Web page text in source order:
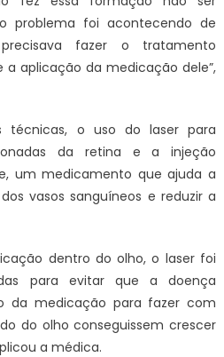
problema foi acontecendo de
fazer o tratamento
aplicação da medicação dele”,
técnicas, o uso do laser para
da retina e a injeção
um medicamento que ajuda a
vasos sanguíneos e reduzir a
dentro do olho, o laser foi
para evitar que a doença
da medicação para fazer com
do olho conseguissem crescer
a médica.